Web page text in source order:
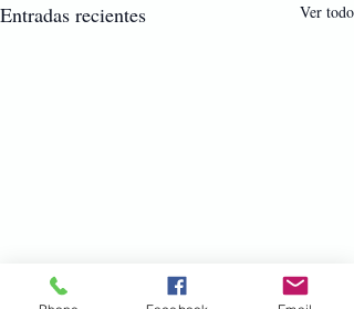
Entradas recientes Ver todo